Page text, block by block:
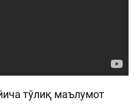
тўлиқ маълумот